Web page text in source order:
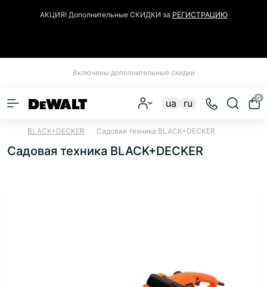
АКЦИЯ! Дополнительные СКИДКИ за РЕГИСТРАЦИЮ
Включены дополнительные скидки
ua ru 0
BLACK+DECKER Садовая техника BLACK+DECKER
Садовая техника BLACK+DECKER